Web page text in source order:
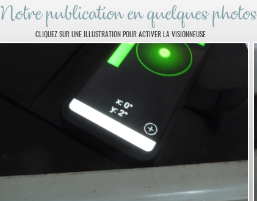
Notre publication en quelques photos
CLIQUEZ SUR UNE ILLUSTRATION POUR ACTIVER LA VISIONNEUSE